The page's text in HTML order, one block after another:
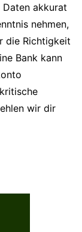
akkurat
nehmen,
die Richtigkeit
Bank kann
wir dir